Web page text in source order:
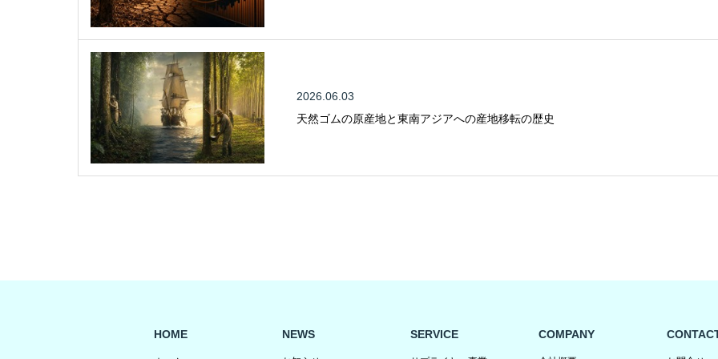
2026.06.03
天然ゴムの原産地と東南アジアへの産地移転の歴史
HOME NEWS SERVICE COMPANY